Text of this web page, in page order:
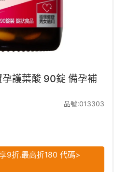
護葉酸 90錠 備孕補
品號:013303
9折.最高折180 代碼>